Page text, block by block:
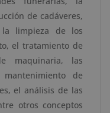
de cadáveres,
la limpieza de los
el tratamiento de
maquinaria, las
de
el análisis de las
otros conceptos